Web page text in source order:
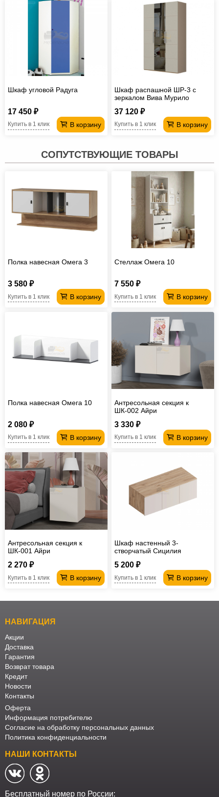
Шкаф угловой Радуга
17 450 ₽
В корзину
Купить в 1 клик
Шкаф распашной ШР-3 с
зеркалом Вива Мурило
37 120 ₽
В корзину
Купить в 1 клик
СОПУТСТВУЮЩИЕ ТОВАРЫ
Полка навесная Омега 3
3 580 ₽
В корзину
Купить в 1 клик
Стеллаж Омега 10
7 550 ₽
В корзину
Купить в 1 клик
Полка навесная Омега 10
2 080 ₽
В корзину
Купить в 1 клик
Антресольная секция к
ШК-002 Айри
3 330 ₽
В корзину
Купить в 1 клик
Антресольная секция к
ШК-001 Айри
2 270 ₽
В корзину
Купить в 1 клик
Шкаф настенный 3-
створчатый Сицилия
5 200 ₽
В корзину
Купить в 1 клик
НАВИГАЦИЯ
Акции
Доставка
Гарантия
Возврат товара
Кредит
Новости
Контакты
Оферта
Информация потребителю
Согласие на обработку персональных данных
Политика конфиденциальности
НАШИ КОНТАКТЫ
Бесплатный номер по России: